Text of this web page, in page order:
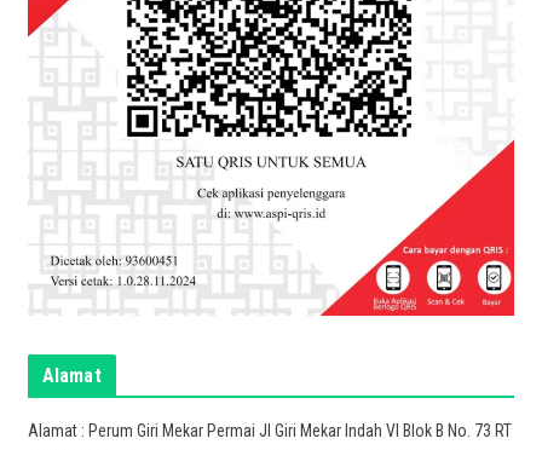
Alamat
Alamat : Perum Giri Mekar Permai Jl Giri Mekar Indah VI Blok B No. 73 RT